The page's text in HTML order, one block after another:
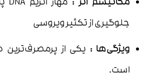
جلوگیری از تکثیر ویروسی
ویژگی‌ها : یکی از پرمصرف‌ترین
است.